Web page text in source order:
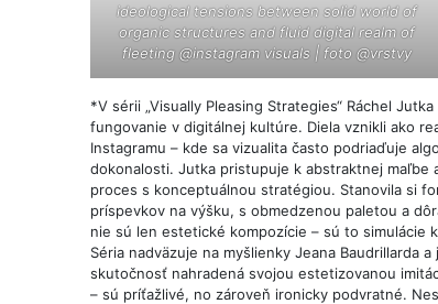
ideological tensions between solid world of
organic structures and fluid digital realm of
fleeting @instagram visuals | foto @vrstvy
*V sérii „Visually Pleasing Strategies“ Ráchel
fungovanie v digitálnej kultúre. Diela vznikli ako
Instagramu – kde sa vizualita často podriaďuje
dokonalosti. Jutka pristupuje k abstraktnej
proces s konceptuálnou stratégiou. Stanovila si
príspevkov na výšku, s obmedzenou paletou a
nie sú len estetické kompozície – sú to simulácie
Séria nadväzuje na myšlienky Jeana Baudrillarda
skutočnosť nahradená svojou estetizovanou
– sú príťažlivé, no zároveň ironicky podvratné.